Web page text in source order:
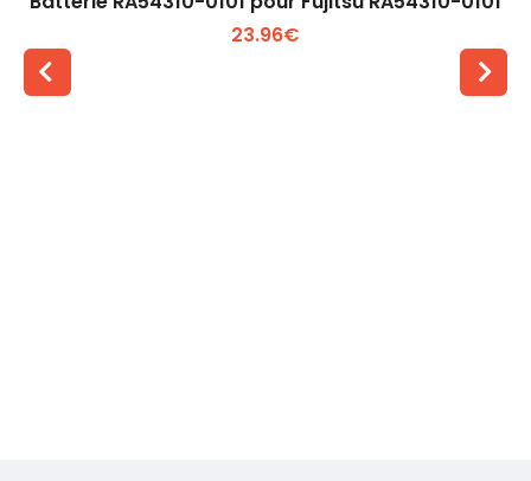
23.96€